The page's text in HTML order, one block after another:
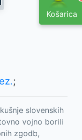
Košarica
;
slovenskih
vojno borili
zgodb,